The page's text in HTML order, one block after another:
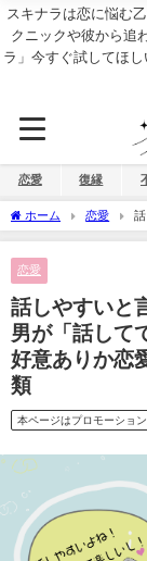
スキナラは恋に悩む
クニックや彼から追
ラ」今すぐ試してほ
恋愛 復縁
ホーム 恋愛
て楽しいな」と感じる女
恋愛
話しやすいと
男が「話して
好意ありか恋
類
本ページはプロモーショ